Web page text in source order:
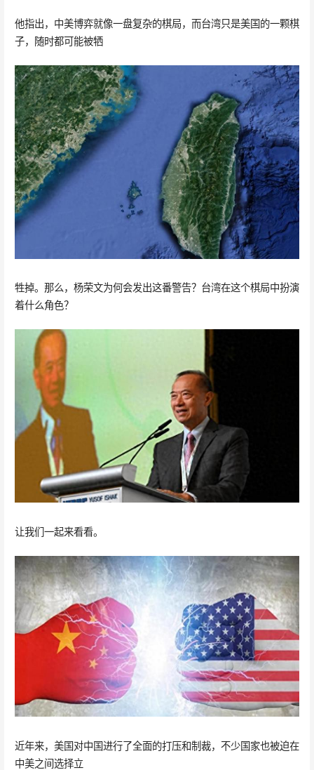
他指出，中美博弈就像一盘复杂的棋局，而台湾只是美国的一颗棋
子，随时都可能被牺
牲掉。那么，杨荣文为何会发出这番警告？台湾在这个棋局中扮演
着什么角色？
让我们一起来看看。
近年来，美国对中国进行了全面的打压和制裁，不少国家也被迫在
中美之间选择立